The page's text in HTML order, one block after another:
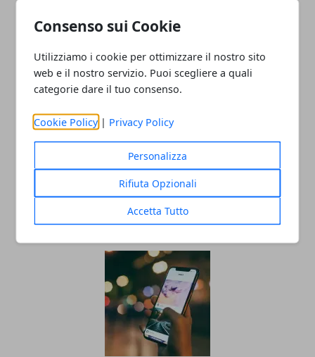
Consenso sui Cookie
Utilizziamo i cookie per ottimizzare il nostro sito
web e il nostro servizio. Puoi scegliere a quali
categorie dare il tuo consenso.
Cookie Policy | Privacy Policy
Personalizza
Rifiuta Opzionali
Accetta Tutto
ARTICOLI CORRELATI
Apple Watch 8 e Apple Watch Ultra
condividono lo stesso processore
16/09/2022